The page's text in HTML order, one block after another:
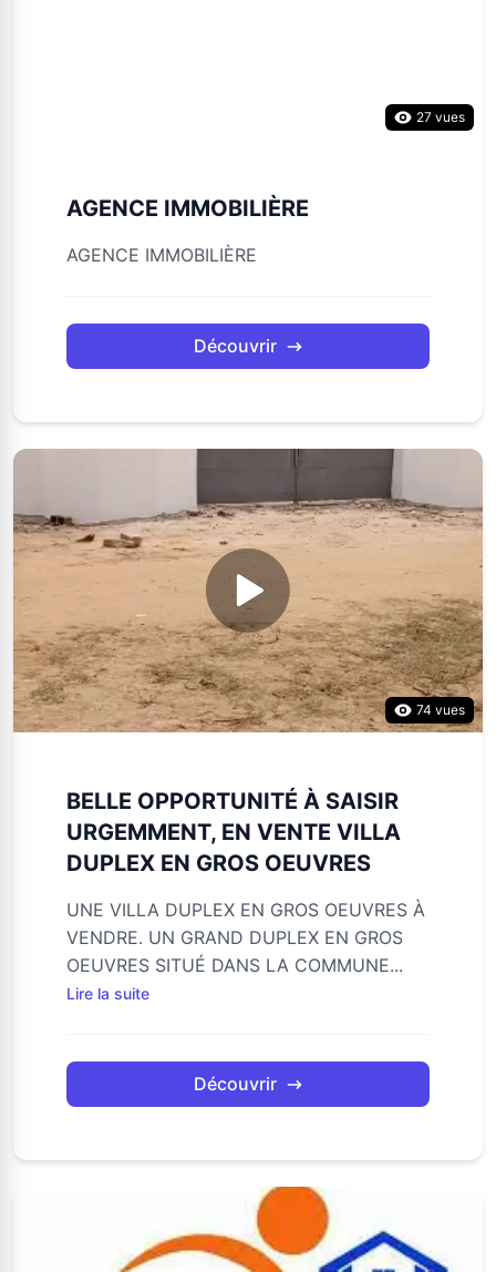
27 vues
AGENCE IMMOBILIÈRE
AGENCE IMMOBILIÈRE
Découvrir
74 vues
BELLE OPPORTUNITÉ À SAISIR
URGEMMENT, EN VENTE VILLA
DUPLEX EN GROS OEUVRES
UNE VILLA DUPLEX EN GROS OEUVRES À
VENDRE. UN GRAND DUPLEX EN GROS
OEUVRES SITUÉ DANS LA COMMUNE...
Lire la suite
Découvrir